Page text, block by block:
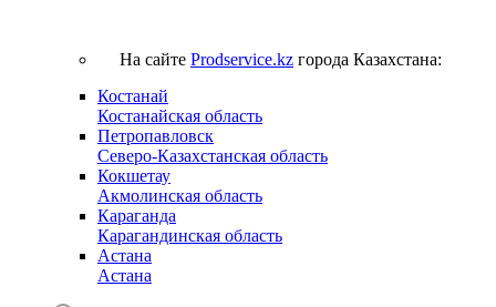
На сайте Prodservice.kz города Казахстана:
Костанай
Костанайская область
Петропавловск
Северо-Казахстанская область
Кокшетау
Акмолинская область
Караганда
Карагандинская область
Астана
Астана